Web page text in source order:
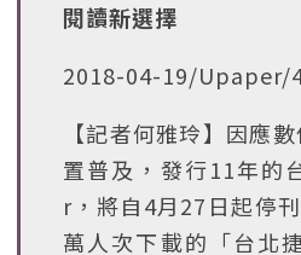
閱讀新選擇
2018-04-19/Upaper/
【記者何雅玲】因應
置普及，發行11年的
r，將自4月27日起停
萬人次下載的「台北